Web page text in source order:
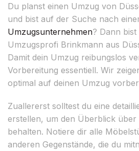
Du planst einen Umzug von
und bist auf der Suche nach
Umzugsunternehmen? Dann
Umzugsprofi Brinkmann aus
Damit dein Umzug reibungslos
Vorbereitung essentiell. Wir
optimal auf deinen Umzug
Zuallererst solltest du eine
erstellen, um den Überblick
behalten. Notiere dir alle
anderen Gegenstände, die du